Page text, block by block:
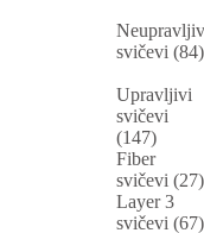
svičevi (84)
Upravljivi
svičevi
(147)
Fiber
svičevi (27)
Layer 3
svičevi (67)